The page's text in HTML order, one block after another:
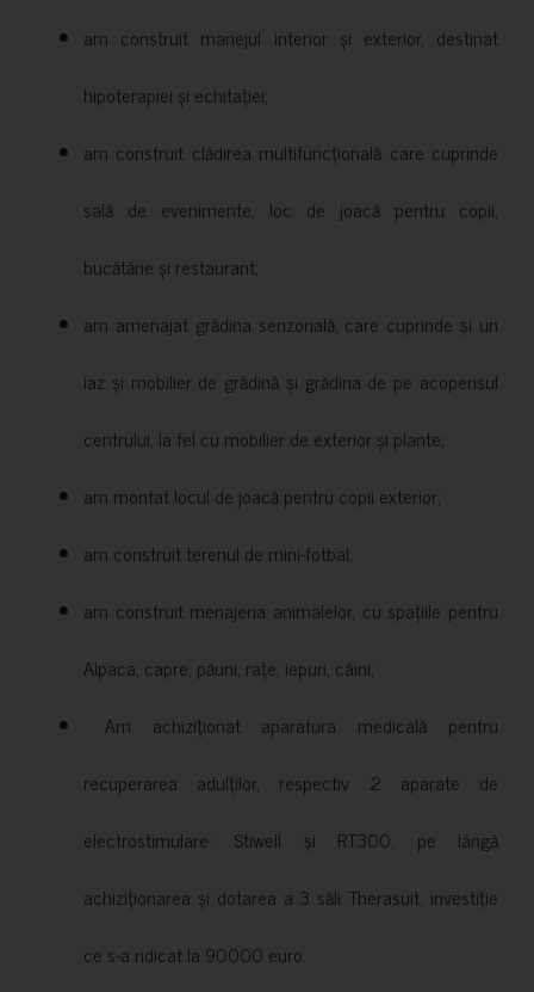
am construit manejul interior și exterior, destinat
hipoterapiei și echitației;
am construit clădirea multifuncțională care cuprinde
sală de evenimente, loc de joacă pentru copii,
bucătărie și restaurant;
am amenajat grădina senzorială, care cuprinde și un
iaz și mobilier de grădină și grădina de pe acoperisul
centrului, la fel cu mobilier de exterior și plante;
am montat locul de joacă pentru copii exterior;
am construit terenul de mini-fotbal;
am construit menajeria animalelor, cu spațiile pentru
Alpaca, capre, păuni, rațe, iepuri, câini;
Am achiziționat aparatura medicală pentru
recuperarea adulților, respectiv 2 aparate de
electrostimulare: Stiwell și RT300, pe lângă
achiziționarea și dotarea a 3 săli Therasuit, investiție
ce s-a ridicat la 90000 euro.